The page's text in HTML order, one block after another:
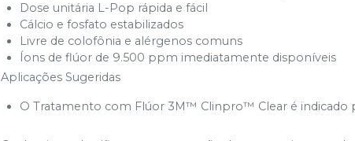
Dose unitária L-Pop rápida e fácil
Cálcio e fosfato estabilizados
Livre de colofônia e alérgenos comuns
Íons de flúor de 9.500 ppm imediatamente disponíveis
Aplicações Sugeridas
O Tratamento com Flúor 3M™ Clinpro™ Clear é indicado